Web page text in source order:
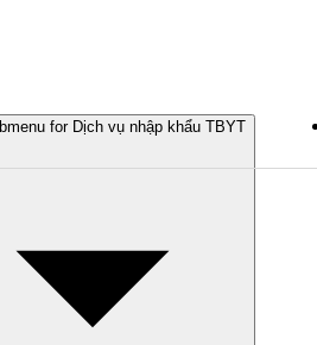
for Dịch vụ nhập khẩu TBYT